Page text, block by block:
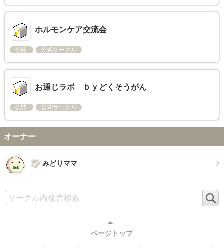
ホルモンケア交流会
公開 公式サークル
お通じラボ ｂｙどくそうがん
公開 公式サークル
オーナー
みどりママ
ページトップ